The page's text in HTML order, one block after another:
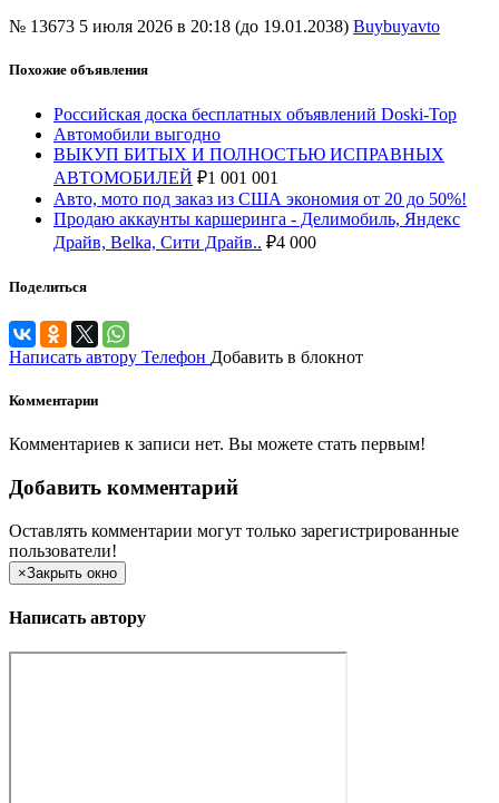
№ 13673 5 июля 2026 в 20:18 (до 19.01.2038) Buybuyavto
Похожие объявления
Российская доска бесплатных объявлений Doski-Top
Автомобили выгодно
ВЫКУП БИТЫХ И ПОЛНОСТЬЮ ИСПРАВНЫХ
АВТОМОБИЛЕЙ ₽1 001 001
Авто, мото под заказ из США экономия от 20 до 50%!
Продаю аккаунты каршеринга - Делимобиль, Яндекс
Драйв, Belka, Сити Драйв.. ₽4 000
Поделиться
Написать автору Телефон Добавить в блокнот
Комментарии
Комментариев к записи нет. Вы можете стать первым!
Добавить комментарий
Оставлять комментарии могут только зарегистрированные
пользователи!
×Закрыть окно
Написать автору